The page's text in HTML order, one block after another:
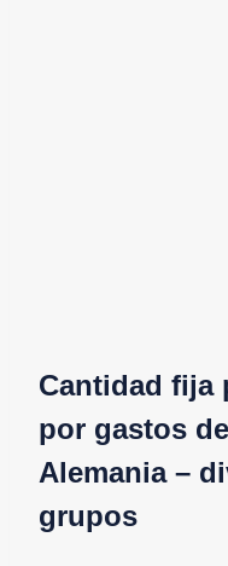
Cantidad fija
por gastos
Alemania –
grupos